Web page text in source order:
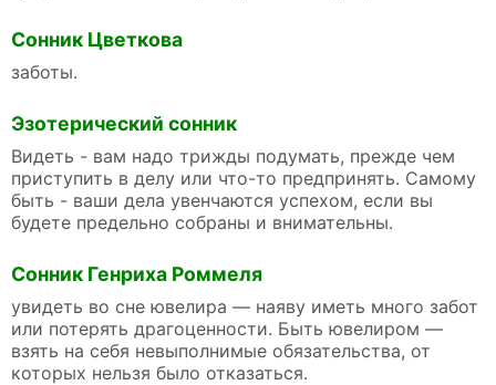
Сонник Цветкова
заботы.
Эзотерический сонник
Видеть - вам надо трижды подумать, прежде чем
приступить в делу или что-то предпринять. Самому
быть - ваши дела увенчаются успехом, если вы
будете предельно собраны и внимательны.
Сонник Генриха Роммеля
увидеть во сне ювелира — наяву иметь много забот
или потерять драгоценности. Быть ювелиром —
взять на себя невыполнимые обязательства, от
которых нельзя было отказаться.